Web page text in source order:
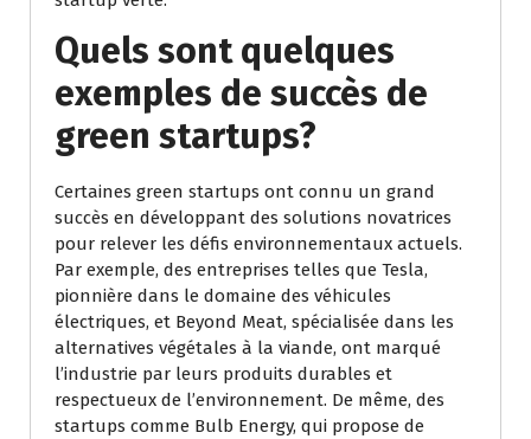
Quels sont quelques
exemples de succès de
green startups?
Certaines green startups ont connu un grand
succès en développant des solutions novatrices
pour relever les défis environnementaux actuels.
Par exemple, des entreprises telles que Tesla,
pionnière dans le domaine des véhicules
électriques, et Beyond Meat, spécialisée dans les
alternatives végétales à la viande, ont marqué
l’industrie par leurs produits durables et
respectueux de l’environnement. De même, des
startups comme Bulb Energy, qui propose de